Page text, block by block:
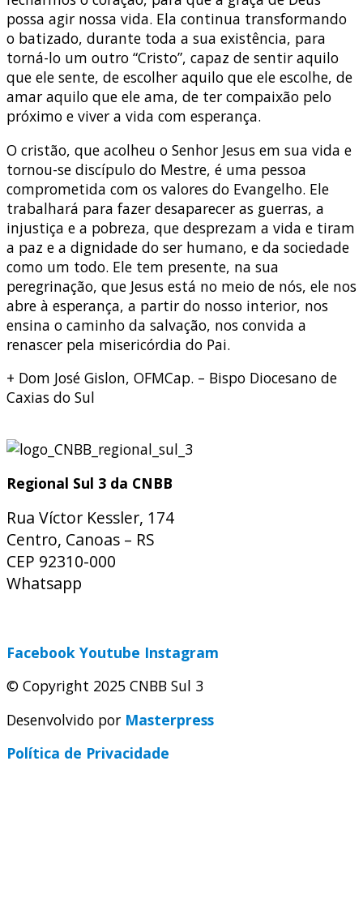
possa agir nossa vida. Ela continua transformando
o batizado, durante toda a sua existência, para
torná-lo um outro “Cristo”, capaz de sentir aquilo
que ele sente, de escolher aquilo que ele escolhe, de
amar aquilo que ele ama, de ter compaixão pelo
próximo e viver a vida com esperança.
O cristão, que acolheu o Senhor Jesus em sua vida e
tornou-se discípulo do Mestre, é uma pessoa
comprometida com os valores do Evangelho. Ele
trabalhará para fazer desaparecer as guerras, a
injustiça e a pobreza, que desprezam a vida e tiram
a paz e a dignidade do ser humano, e da sociedade
como um todo. Ele tem presente, na sua
peregrinação, que Jesus está no meio de nós, ele nos
abre à esperança, a partir do nosso interior, nos
ensina o caminho da salvação, nos convida a
renascer pela misericórdia do Pai.
+ Dom José Gislon, OFMCap. – Bispo Diocesano de
Caxias do Sul
Regional Sul 3 da CNBB
Rua Víctor Kessler, 174
Centro, Canoas – RS
CEP 92310-000
Whatsapp
Facebook Youtube Instagram
© Copyright 2025 CNBB Sul 3
Desenvolvido por Masterpress
Política de Privacidade